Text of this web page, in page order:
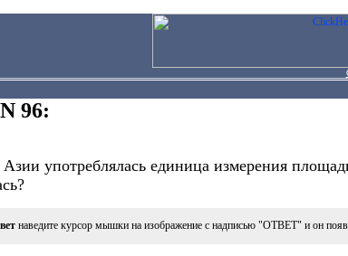
96:
употреблялась единица измерения
наведите курсор мышки на изображение с надписью "ОТВЕТ" и он